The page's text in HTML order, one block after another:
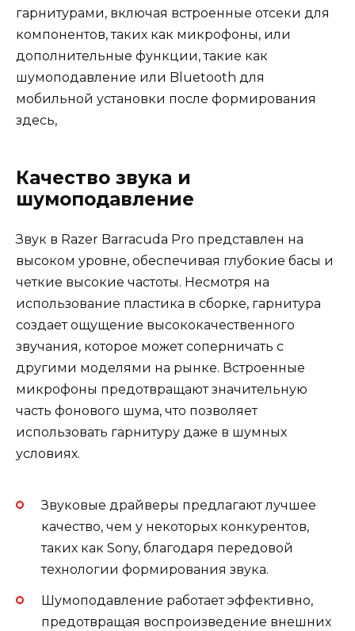
гарнитурами, включая встроенные отсеки для
компонентов, таких как микрофоны, или
дополнительные функции, такие как
шумоподавление или Bluetooth для
мобильной установки после формирования
здесь,
Качество звука и
шумоподавление
Звук в Razer Barracuda Pro представлен на
высоком уровне, обеспечивая глубокие басы и
четкие высокие частоты. Несмотря на
использование пластика в сборке, гарнитура
создает ощущение высококачественного
звучания, которое может соперничать с
другими моделями на рынке. Встроенные
микрофоны предотвращают значительную
часть фонового шума, что позволяет
использовать гарнитуру даже в шумных
условиях.
Звуковые драйверы предлагают лучшее
качество, чем у некоторых конкурентов,
таких как Sony, благодаря передовой
технологии формирования звука.
Шумоподавление работает эффективно,
предотвращая воспроизведение внешних